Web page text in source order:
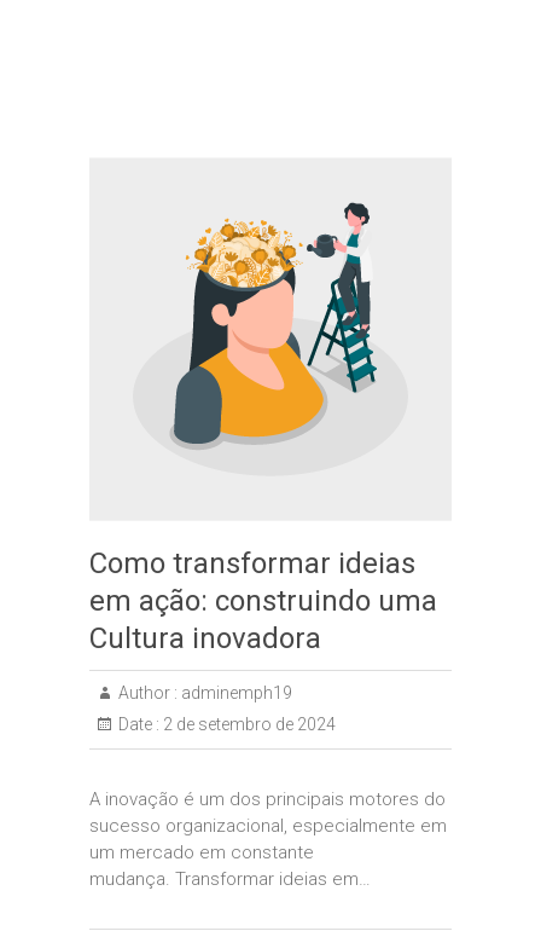
Como transformar ideias
em ação: construindo uma
Cultura inovadora
Author : adminemph19
Date : 2 de setembro de 2024
A inovação é um dos principais motores do
sucesso organizacional, especialmente em
um mercado em constante
mudança. Transformar ideias em…